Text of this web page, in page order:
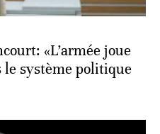
«L’armée joue
système politique